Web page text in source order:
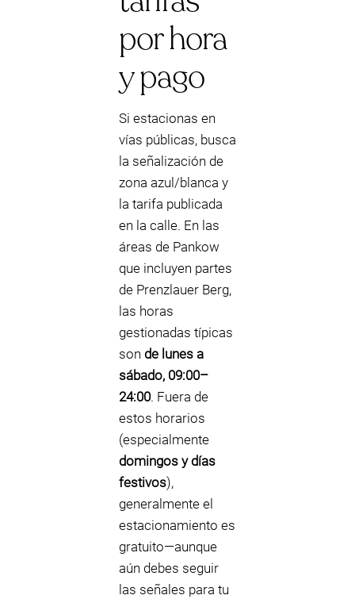
por hora
y pago
Si estacionas en
vías públicas, busca
la señalización de
zona azul/blanca y
la tarifa publicada
en la calle. En las
áreas de Pankow
que incluyen partes
de Prenzlauer Berg,
las horas
gestionadas típicas
son de lunes a
sábado, 09:00–
24:00. Fuera de
estos horarios
(especialmente
domingos y días
festivos),
generalmente el
estacionamiento es
gratuito—aunque
aún debes seguir
las señales para tu